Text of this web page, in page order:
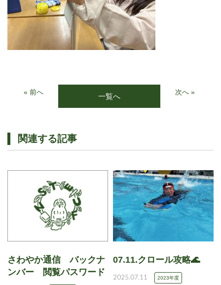
« 前へ 一覧へ 次へ »
関連する記事
さわやか通信 バックナ
ンバー 閲覧パスワード
07.11.クロール攻略🌊
2025.07.11 2023年度